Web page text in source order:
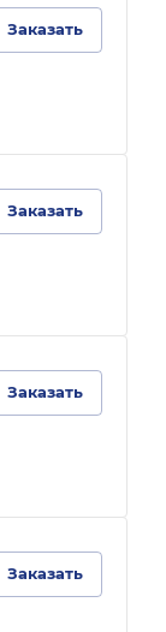
Заказать
Заказать
Заказать
Заказать